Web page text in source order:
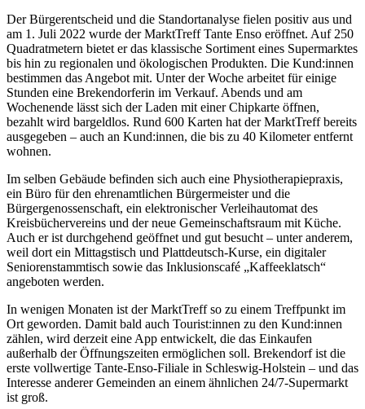
Der Bürgerentscheid und die Standortanalyse fielen positiv aus und
am 1. Juli 2022 wurde der MarktTreff Tante Enso eröffnet. Auf 250
Quadratmetern bietet er das klassische Sortiment eines Supermarktes
bis hin zu regionalen und ökologischen Produkten. Die Kund:innen
bestimmen das Angebot mit. Unter der Woche arbeitet für einige
Stunden eine Brekendorferin im Verkauf. Abends und am
Wochenende lässt sich der Laden mit einer Chipkarte öffnen,
bezahlt wird bargeldlos. Rund 600 Karten hat der MarktTreff bereits
ausgegeben – auch an Kund:innen, die bis zu 40 Kilometer entfernt
wohnen.
Im selben Gebäude befinden sich auch eine Physiotherapiepraxis,
ein Büro für den ehrenamtlichen Bürgermeister und die
Bürgergenossenschaft, ein elektronischer Verleihautomat des
Kreisbüchervereins und der neue Gemeinschaftsraum mit Küche.
Auch er ist durchgehend geöffnet und gut besucht – unter anderem,
weil dort ein Mittagstisch und Plattdeutsch-Kurse, ein digitaler
Seniorenstammtisch sowie das Inklusionscafé „Kaffeeklatsch“
angeboten werden.
In wenigen Monaten ist der MarktTreff so zu einem Treffpunkt im
Ort geworden. Damit bald auch Tourist:innen zu den Kund:innen
zählen, wird derzeit eine App entwickelt, die das Einkaufen
außerhalb der Öffnungszeiten ermöglichen soll. Brekendorf ist die
erste vollwertige Tante-Enso-Filiale in Schleswig-Holstein – und das
Interesse anderer Gemeinden an einem ähnlichen 24/7-Supermarkt
ist groß.